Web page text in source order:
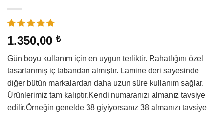
1.350,00 ₺
Gün boyu kullanım için en uygun terliktir. Rahatlığını özel
tasarlanmış iç tabandan almıştır. Lamine deri sayesinde
diğer bütün markalardan daha uzun süre kullanım sağlar.
Ürünlerimiz tam kalıptır.Kendi numaranızı almanız tavsiye
edilir.Örneğin genelde 38 giyiyorsanız 38 almanızı tavsiye